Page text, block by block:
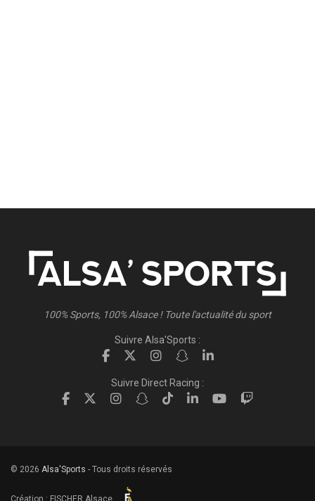
100% Sports, 100% Alsace ! Toute l'actualité du sport
Suivre Alsa'Sports :
Suivre Direct Racing :
© 2026 Alsa'Sports - Tous droits réservés
Création : FISCHER.Alsace